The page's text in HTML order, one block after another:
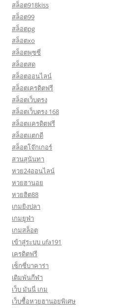
สล็อต918kiss
สล็อต99
สล็อตpg
สล็อตxo
สล็อตพุซซี่
สล็อตสด
สล็อตออนไลน์
สล็อตเครดิตฟรี
สล็อตเว็บตรง
สล็อตเว็บตรง 168
สล็อตเเครดิตฟรี
สล็อตแตกดี
สล็อตโจ๊กเกอร์
สวนสุนันทา
หวย24ออนไลน์
หวยฮานอย
หวยฮิต88
เกมยิงปลา
เกมยูฟ่า
เกมสล็อต
เข้าสู่ระบบ ufa191
เครดิตฟรี
เซ็กซี่บาคาร่า
เดิมพันกีฬา
เว็บ มันนี่ เกม
เว็บซื้อหวยฮานอยพิเศษ